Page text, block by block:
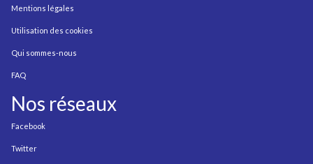
Mentions légales
Utilisation des cookies
Qui sommes-nous
FAQ
Nos réseaux
Facebook
Twitter